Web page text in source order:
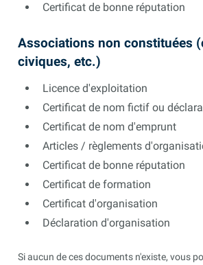
Certificat de bonne réputation
Associations non constituées
civiques, etc.)
Licence d'exploitation
Certificat de nom fictif ou
Certificat de nom d'emprunt
Articles / règlements
Certificat de bonne réputation
Certificat de formation
Certificat d'organisation
Déclaration d'organisation
Si aucun de ces documents n'existe, vous